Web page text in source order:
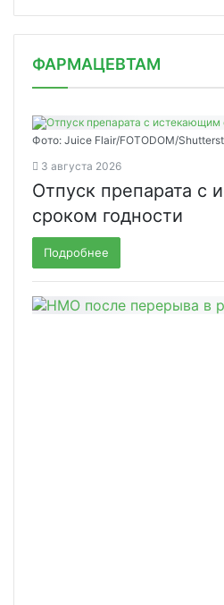
ФАРМАЦЕВТАМ
Фото: Juice Flair/FOTODOM/
3 августа 2026
Отпуск препарата с
сроком годности
Подробнее